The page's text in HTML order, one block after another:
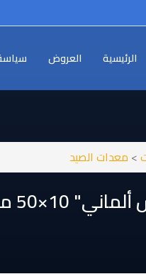
الرئيسية العروض
> معدات الصيد
اغراضه جلد اصلی